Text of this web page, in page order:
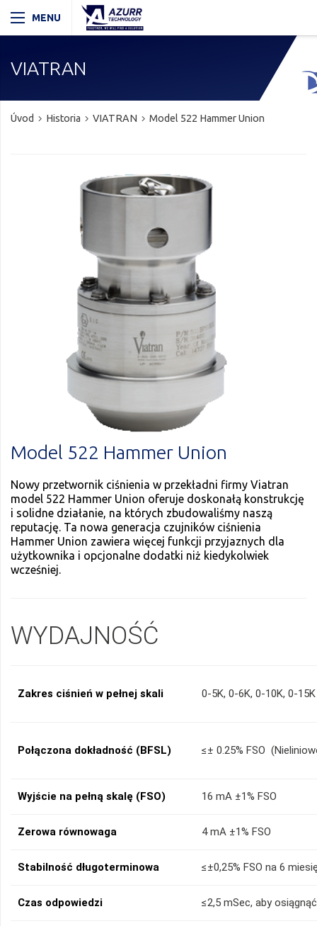
VIATRAN
Úvod Historia VIATRAN Model 522 Hammer Union
Model 522 Hammer Union
Nowy przetwornik ciśnienia w przekładni firmy Viatran
model 522 Hammer Union oferuje doskonałą konstrukcję
i solidne działanie, na których zbudowaliśmy naszą
reputację. Ta nowa generacja czujników ciśnienia
Hammer Union zawiera więcej funkcji przyjaznych dla
użytkownika i opcjonalne dodatki niż kiedykolwiek
wcześniej.
WYDAJNOŚĆ
Zakres ciśnień w pełnej skali 0-5K, 0-6K, 0-10K, 0-
Połączona dokładność (BFSL) ≤± 0.25% FSO
Wyjście na pełną skalę (FSO) 16 mA ±1% FSO
Zerowa równowaga 4 mA ±1% FSO
Stabilność długoterminowa ≤±0,25% FSO na 6
Czas odpowiedzi ≤2,5 mSec, aby